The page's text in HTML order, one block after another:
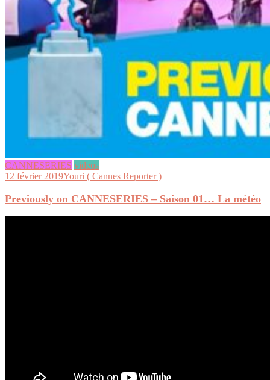
CANNESERIES videos
12 février 2019Youri ( Cannes Reporter )
Previously on CANNESERIES – Saison 01… La météo